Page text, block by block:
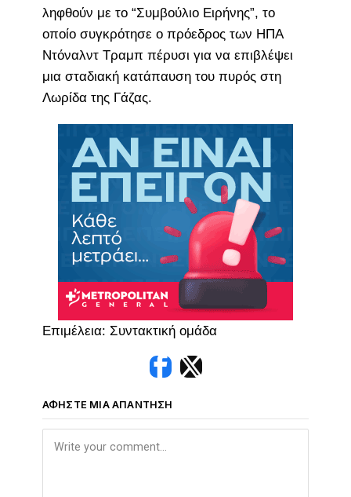
ληφθούν με το “Συμβούλιο Ειρήνης”, το
οποίο συγκρότησε ο πρόεδρος των ΗΠΑ
Ντόναλντ Τραμπ πέρυσι για να επιβλέψει
μια σταδιακή κατάπαυση του πυρός στη
Λωρίδα της Γάζας.
Επιμέλεια: Συντακτική ομάδα
ΑΦΉΣΤΕ ΜΙΑ ΑΠΆΝΤΗΣΗ